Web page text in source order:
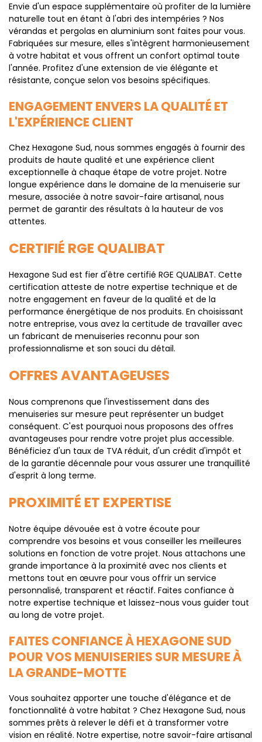
Envie d'un espace supplémentaire où profiter de la lumière
naturelle tout en étant à l'abri des intempéries ? Nos
vérandas et pergolas en aluminium sont faites pour vous.
Fabriquées sur mesure, elles s'intègrent harmonieusement
à votre habitat et vous offrent un confort optimal toute
l'année. Profitez d'une extension de vie élégante et
résistante, conçue selon vos besoins spécifiques.
ENGAGEMENT ENVERS LA QUALITÉ ET
L'EXPÉRIENCE CLIENT
Chez Hexagone Sud, nous sommes engagés à fournir des
produits de haute qualité et une expérience client
exceptionnelle à chaque étape de votre projet. Notre
longue expérience dans le domaine de la menuiserie sur
mesure, associée à notre savoir-faire artisanal, nous
permet de garantir des résultats à la hauteur de vos
attentes.
CERTIFIÉ RGE QUALIBAT
Hexagone Sud est fier d'être certifié RGE QUALIBAT. Cette
certification atteste de notre expertise technique et de
notre engagement en faveur de la qualité et de la
performance énergétique de nos produits. En choisissant
notre entreprise, vous avez la certitude de travailler avec
un fabricant de menuiseries reconnu pour son
professionnalisme et son souci du détail.
OFFRES AVANTAGEUSES
Nous comprenons que l'investissement dans des
menuiseries sur mesure peut représenter un budget
conséquent. C'est pourquoi nous proposons des offres
avantageuses pour rendre votre projet plus accessible.
Bénéficiez d'un taux de TVA réduit, d'un crédit d'impôt et
de la garantie décennale pour vous assurer une tranquillité
d'esprit à long terme.
PROXIMITÉ ET EXPERTISE
Notre équipe dévouée est à votre écoute pour
comprendre vos besoins et vous conseiller les meilleures
solutions en fonction de votre projet. Nous attachons une
grande importance à la proximité avec nos clients et
mettons tout en œuvre pour vous offrir un service
personnalisé, transparent et réactif. Faites confiance à
notre expertise technique et laissez-nous vous guider tout
au long de votre projet.
FAITES CONFIANCE À HEXAGONE SUD
POUR VOS MENUISERIES SUR MESURE À
LA GRANDE-MOTTE
Vous souhaitez apporter une touche d'élégance et de
fonctionnalité à votre habitat ? Chez Hexagone Sud, nous
sommes prêts à relever le défi et à transformer votre
vision en réalité. Notre expertise, notre savoir-faire artisanal